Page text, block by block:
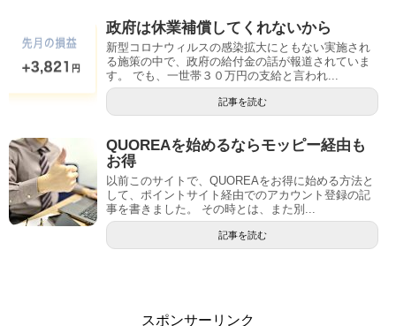
政府は休業補償してくれないから
新型コロナウィルスの感染拡大にともない実施され
る施策の中で、政府の給付金の話が報道されていま
す。 でも、一世帯３０万円の支給と言われ...
記事を読む
QUOREAを始めるならモッピー経由も
お得
以前このサイトで、QUOREAをお得に始める方法と
して、ポイントサイト経由でのアカウント登録の記
事を書きました。 その時とは、また別...
記事を読む
スポンサーリンク